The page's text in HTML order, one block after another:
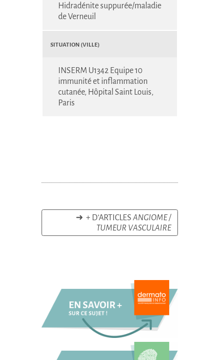
Hidradénite suppurée/maladie
de Verneuil
Situation (Ville)
INSERM U1342 Equipe 10
immunité et inflammation
cutanée, Hôpital Saint Louis,
Paris
➜ + D’ARTICLES ANGIOME /
TUMEUR VASCULAIRE